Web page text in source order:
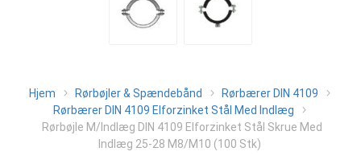
Hjem Rørbøjler & Spændebånd
Rørbærer DIN 4109
Rørbærer DIN 4109 Elforzinket Stål Med Indlæg
Rørbøjle M/Indlæg DIN 4109 Elforzinket Stål Skrue Med
Indlæg 25-28 M8/M10 (100 Stk)